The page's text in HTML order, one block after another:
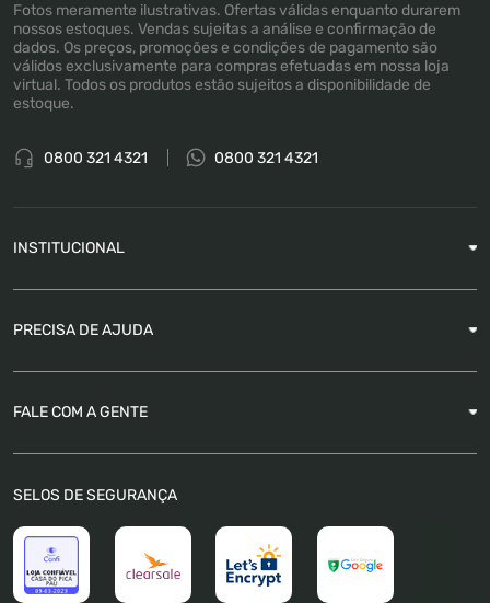
Fotos meramente ilustrativas. Ofertas válidas enquanto durarem
nossos estoques. Vendas sujeitas a análise e confirmação de
dados. Os preços, promoções e condições de pagamento são
válidos exclusivamente para compras efetuadas em nossa loja
virtual. Todos os produtos estão sujeitos a disponibilidade de
estoque.
0800 321 4321 0800 321 4321
INSTITUCIONAL
PRECISA DE AJUDA
FAQ
Trocas e Devoluções
Política de Pagamento
FALE COM A GENTE
SELOS DE SEGURANÇA